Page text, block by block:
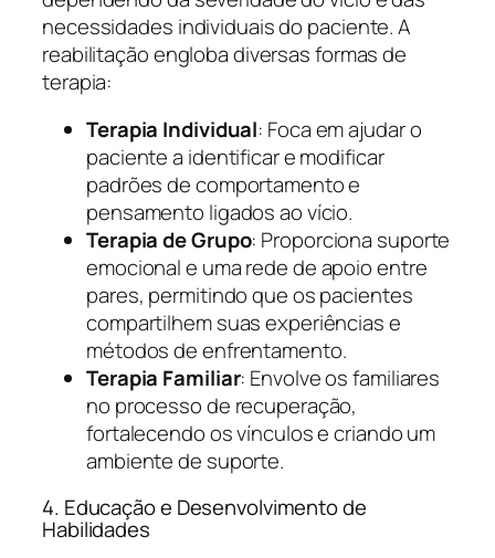
necessidades individuais do paciente. A
reabilitação engloba diversas formas de
terapia:
Terapia Individual: Foca em ajudar o
paciente a identificar e modificar
padrões de comportamento e
pensamento ligados ao vício.
Terapia de Grupo: Proporciona suporte
emocional e uma rede de apoio entre
pares, permitindo que os pacientes
compartilhem suas experiências e
métodos de enfrentamento.
Terapia Familiar: Envolve os familiares
no processo de recuperação,
fortalecendo os vínculos e criando um
ambiente de suporte.
4. Educação e Desenvolvimento de
Habilidades